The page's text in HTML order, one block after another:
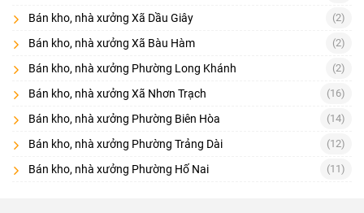
PCCC và hồ sơ liên quan
Hệ thống xử lý nước thải (nếu sản xuất)
Quy hoạch khu vực, hành lang an toàn
Giá trị khai thác cho thuê và chi phí bảo trì
đất Trảng Bom] • [Nhà đất Nhơn Trạch ]
Bán kho, nhà xưởng Xã Dầu Giây (2)
Bán kho, nhà xưởng Xã Bàu Hàm (2)
Bán kho, nhà xưởng Phường Long Khánh (2)
Bán kho, nhà xưởng Xã Nhơn Trạch (16)
Bán kho, nhà xưởng Phường Biên Hòa (14)
Bán kho, nhà xưởng Phường Trảng Dài (12)
Bán kho, nhà xưởng Phường Hố Nai (11)